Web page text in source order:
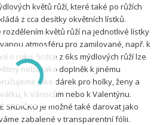
květů růží, které také po růžích
z cca desítky okvětních lístků.
květů růží na jednotlivé lístky
atmosféru pro zamilované, např. k
o ruku. Srdce z 6ks mýdlových růží lze
nebo jako doplněk k jinému
jako dárek pro holky, ženy a
k Vánocům nebo k Valentýnu.
SRDÍČKO je možné také darovat jako
zabalené v transparentní fólii.